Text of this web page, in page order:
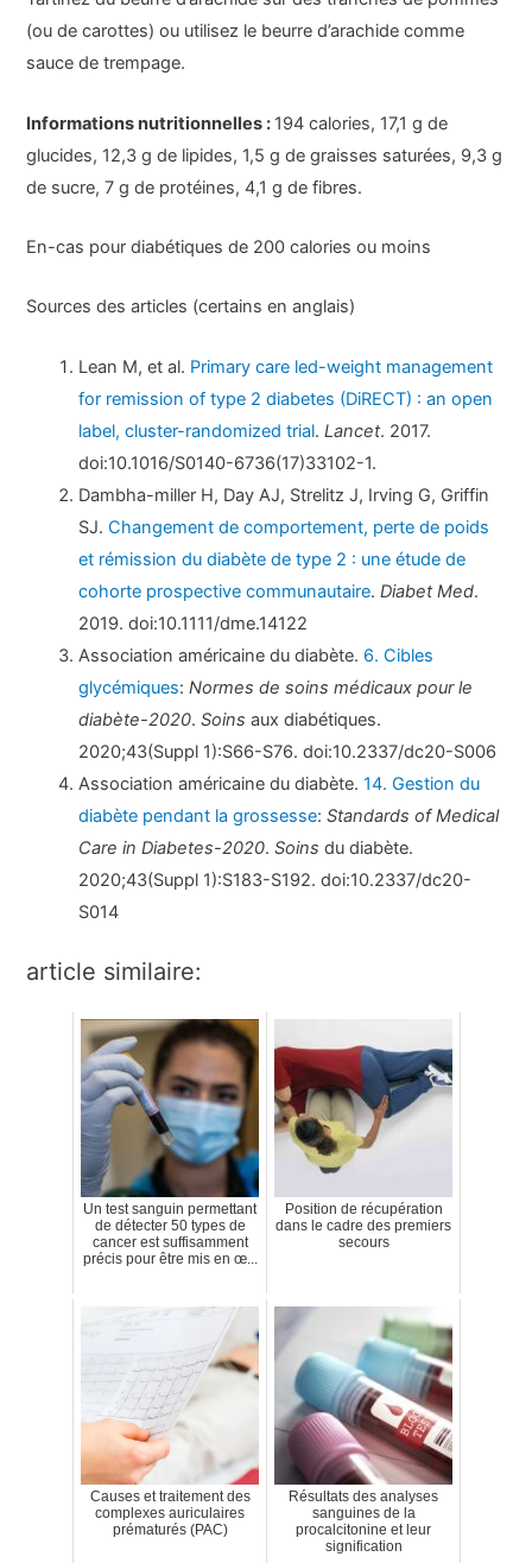
(ou de carottes) ou utilisez le beurre d’arachide comme
sauce de trempage.
Informations nutritionnelles : 194 calories, 17,1 g de
glucides, 12,3 g de lipides, 1,5 g de graisses saturées, 9,3 g
de sucre, 7 g de protéines, 4,1 g de fibres.
En-cas pour diabétiques de 200 calories ou moins
Sources des articles (certains en anglais)
Lean M, et al. Primary care led-weight management
for remission of type 2 diabetes (DiRECT) : an open
label, cluster-randomized trial.Lancet. 2017.
doi:10.1016/S0140-6736(17)33102-1.
Dambha-miller H, Day AJ, Strelitz J, Irving G, Griffin
SJ.Changement de comportement, perte de poids
et rémission du diabète de type 2 : une étude de
cohorte prospective communautaire.Diabet Med.
2019. doi:10.1111/dme.14122
Association américaine du diabète. 6. Cibles
glycémiques:Normes de soins médicaux pour le
diabète-2020.Soins aux diabétiques.
2020;43(Suppl 1):S66-S76. doi:10.2337/dc20-S006
Association américaine du diabète.14. Gestion du
diabète pendant la grossesse:Standards of Medical
Care in Diabetes-2020.Soins du diabète.
2020;43(Suppl 1):S183-S192. doi:10.2337/dc20-
S014
article similaire:
Un test sanguin permettant
de détecter 50 types de
cancer est suffisamment
précis pour être mis en œ...
Position de récupération
dans le cadre des premiers
secours
Causes et traitement des
complexes auriculaires
prématurés (PAC)
Résultats des analyses
sanguines de la
procalcitonine et leur
signification